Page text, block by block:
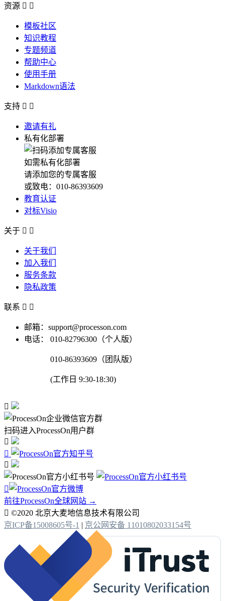
资源  
模板社区
知识教程
专题频道
帮助中心
使用手册
Markdown语法
支持  
邀请有礼
私有化部署
如需私有化部署
请添加您的专属客服
或致电：010-86393609
教育认证
对标Visio
关于  
关于我们
加入我们
服务条款
隐私政策
联系  
邮箱：support@processon.com
电话：
010-82796300（个人版）
010-86393609（团队版）
(工作日 9:30-18:30)

扫码进入ProcessOn用户群




前往ProcessOn全球网站 →
 ©2020 北京大麦地信息技术有限公司
京ICP备15008605号-1 | 京公网安备 11010802033154号